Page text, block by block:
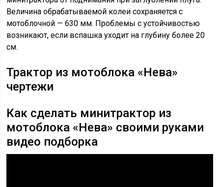
Величина обрабатываемой колеи сохраняется с
мотоблочной — 630 мм. Проблемы с устойчивостью
возникают, если вспашка уходит на глубину более 20
см.
Трактор из мотоблока «Нева»
чертежи
Как сделать минитрактор из
мотоблока «Нева» своими руками
видео подборка